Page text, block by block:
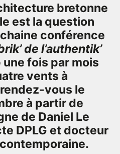
bretonne
est la question
conférence
de l’authentik’
une fois par mois
vents à
vous le
à partir de
de Daniel Le
DPLG et docteur